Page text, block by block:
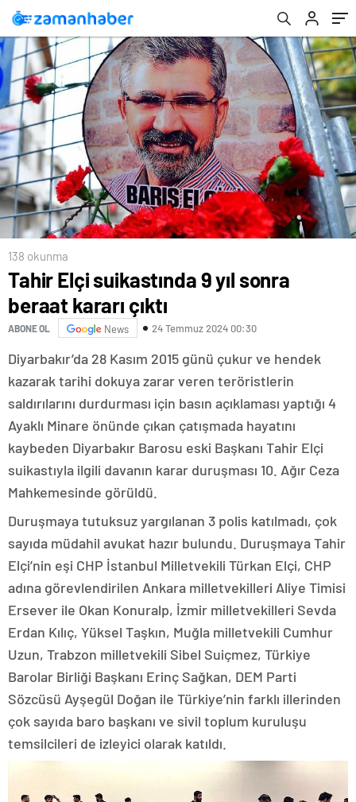
138 okunma
Tahir Elçi suikastında 9 yıl sonra
beraat kararı çıktı
ABONE OL News 24 Temmuz 2024 00:30
Diyarbakır’da 28 Kasım 2015 günü çukur ve hendek
kazarak tarihi dokuya zarar veren teröristlerin
saldırılarını durdurması için basın açıklaması yaptığı 4
Ayaklı Minare önünde çıkan çatışmada hayatını
kaybeden Diyarbakır Barosu eski Başkanı Tahir Elçi
suikastıyla ilgili davanın karar duruşması 10. Ağır Ceza
Mahkemesinde görüldü.
Duruşmaya tutuksuz yargılanan 3 polis katılmadı, çok
sayıda müdahil avukat hazır bulundu. Duruşmaya Tahir
Elçi’nin eşi CHP İstanbul Milletvekili Türkan Elçi, CHP
adına görevlendirilen Ankara milletvekilleri Aliye Timisi
Ersever ile Okan Konuralp, İzmir milletvekilleri Sevda
Erdan Kılıç, Yüksel Taşkın, Muğla milletvekili Cumhur
Uzun, Trabzon milletvekili Sibel Suiçmez, Türkiye
Barolar Birliği Başkanı Erinç Sağkan, DEM Parti
Sözcüsü Ayşegül Doğan ile Türkiye’nin farklı illerinden
çok sayıda baro başkanı ve sivil toplum kuruluşu
temsilcileri de izleyici olarak katıldı.